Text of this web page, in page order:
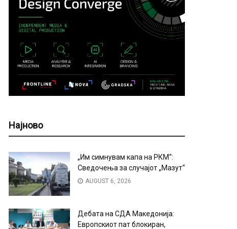
Најново
„Им симнувам капа на РКМ“:
Сведочења за случајот „Мазут“
AUGUST 6, 2026
Дебата на СДА Македонија:
Европскиот пат блокиран,